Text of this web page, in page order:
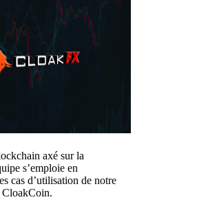
axé sur la
s’emploie en
cas d’utilisation de notre
CloakCoin.